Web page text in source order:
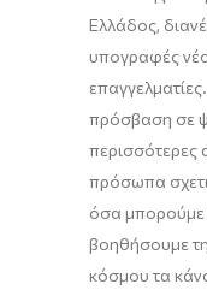
Ελλάδος,
υπογραφές
πρόσβαση σε
περισσότερες
πρόσωπα
όσα μπορούμε
βοηθήσουμε
κόσμου τα